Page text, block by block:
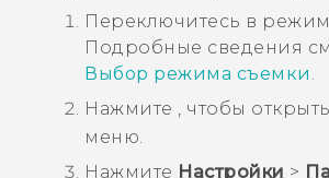
Переключитесь в режим
Подробные сведения
Выбор режима съемки .
Нажмите , чтобы
меню.
Нажмите Настройки >